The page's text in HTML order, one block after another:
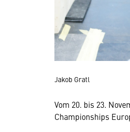
Jakob Gratl
Vom 20. bis 23.
Championships